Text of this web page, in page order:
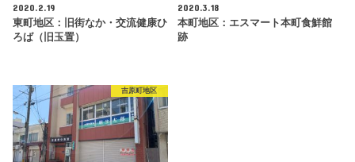
2020.2.19
東町地区：旧街なか・交流健康ひ
ろば（旧玉置）
2020.3.18
本町地区：エスマート本町食鮮館
跡
吉原町地区